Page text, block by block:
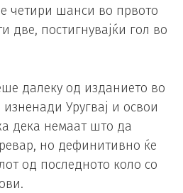
четири шанси во првото
две, постигнувајќи гол во
далеку од изданието во
Уругвај и освои
дека немаат што да
но дефинитивно ќе
од последното коло со